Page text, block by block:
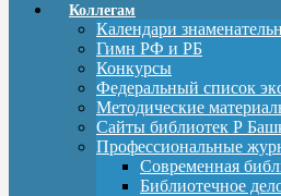
Коллегам
Календари
Гимн РФ и РБ
Конкурсы
Федеральный список
Методические
Сайты библиотек Р
Профессиональные
Современная
Библиотечное